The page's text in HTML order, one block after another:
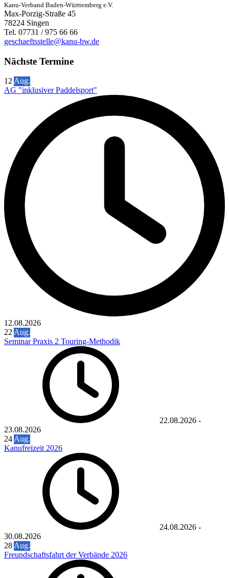
Kanu-Verband Baden-Württemberg e.V.
Max-Porzig-Straße 45
78224 Singen
Tel. 07731 / 975 66 66
geschaeftsstelle@kanu-bw.de
Nächste Termine
12 Aug.
AG "inklusiver Paddelsport"
12.08.2026
22 Aug.
Seminar Praxis 2 Touring-Methodik
22.08.2026 -
23.08.2026
24 Aug.
Kanufreizeit 2026
24.08.2026 -
30.08.2026
28 Aug.
Freundschaftsfahrt der Verbände 2026